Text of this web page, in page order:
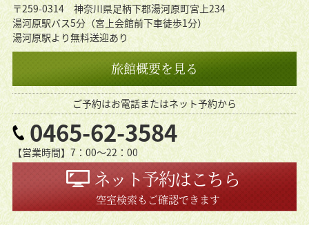
〒259-0314 神奈川県足柄下郡湯河原町宮上234
湯河原駅バス5分（宮上会館前下車徒歩1分）
湯河原駅より無料送迎あり
旅館概要を見る
ご予約はお電話またはネット予約から
0465-62-3584
【営業時間】7：00〜22：00
ネット予約はこちら
空室検索もご確認できます